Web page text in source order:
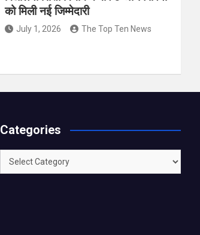
को मिली नई जिम्मेदारी
July 1, 2026 The Top Ten News
Categories
Categories